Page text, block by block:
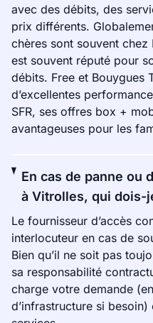
avec des débits, des
prix différents.
chères sont souvent chez
est souvent réputé pour
débits. Free et Bouygues
d’excellentes
SFR, ses offres box +
avantageuses pour les
En cas de panne ou
à Vitrolles, qui dois-
Le fournisseur d’accès
interlocuteur en cas de
Bien qu’il ne soit pas
sa responsabilité
charge votre demande
d’infrastructure si